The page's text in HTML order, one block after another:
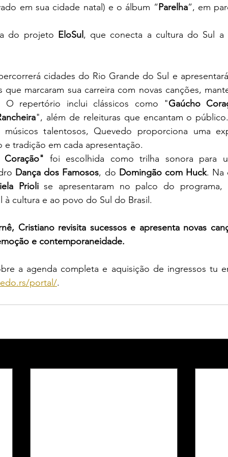
em sua cidade natal) e o álbum “Parelha”, em
do projeto EloSul , que conecta a cultura do Sul a
cidades do Rio Grande do Sul e
que marcaram sua carreira com novas canções,
O repertório inclui clássicos como "Gaúcho
", além de releituras que encantam o
talentosos, Quevedo proporciona uma
tradição em cada apresentação.
Coração" foi escolhida como trilha sonora para
Dança dos Famosos, do Domingão com Huck. Na
Prioli se apresentaram no palco do programa,
à cultura e ao povo do Sul do Brasil.
Cristiano revisita sucessos e apresenta novas
e contemporaneidade.
portal/.